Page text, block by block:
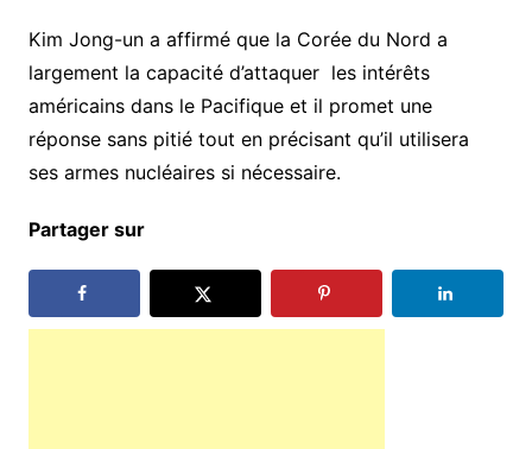
Kim Jong-un a affirmé que la Corée du Nord a
largement la capacité d’attaquer les intérêts
américains dans le Pacifique et il promet une
réponse sans pitié tout en précisant qu’il utilisera
ses armes nucléaires si nécessaire.
Partager sur